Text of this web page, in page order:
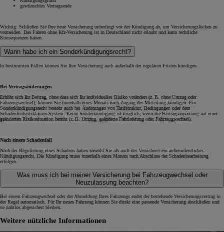
gewünschtes Vertragsende
Wichtig: Schließen Sie Ihre neue Versicherung unbedingt vor der Kündigung ab, um Versicherungslücken zu
vermeiden. Das Fahren ohne Kfz-Versicherung ist in Deutschland nicht erlaubt und kann rechtliche
Konsequenzen haben.
Wann habe ich ein Sonderkündigungsrecht?
In bestimmten Fällen können Sie Ihre Versicherung auch außerhalb der regulären Fristen kündigen.
Bei Vertragsänderungen
Erhöht sich Ihr Beitrag, ohne dass sich Ihr individuelles Risiko verändert (z. B. ohne Umzug oder
Fahrzeugwechsel), können Sie innerhalb eines Monats nach Zugang der Mitteilung kündigen. Ein
Sonderkündigungsrecht besteht auch bei Änderungen von Tarifstruktur, Bedingungen oder dem
Schadenfreiheitsklassen-System. Keine Sonderkündigung ist möglich, wenn die Beitragsanpassung auf einer
geänderten Risikosituation beruht (z. B. Umzug, geänderte Fahrleistung oder Fahrzeugwechsel).
Nach einem Schadenfall
Nach der Regulierung eines Schadens haben sowohl Sie als auch der Versicherer ein außerordentliches
Kündigungsrecht. Die Kündigung muss innerhalb eines Monats nach Abschluss der Schadenbearbeitung
erfolgen.
Was muss ich bei meiner Versicherung bei Fahrzeugwechsel oder
Neuzulassung beachten?
Bei einem Fahrzeugwechsel oder der Abmeldung Ihres Fahrzeugs endet der bestehende Versicherungsvertrag in
der Regel automatisch. Für Ihr neues Fahrzeug können Sie direkt eine passende Versicherung abschließen und
so nahtlos abgesichert bleiben.
Weitere nützliche Informationen